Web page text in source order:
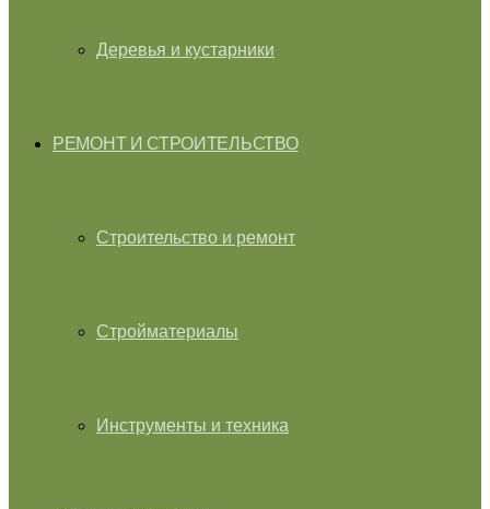
Деревья и кустарники
РЕМОНТ И СТРОИТЕЛЬСТВО
Строительство и ремонт
Стройматериалы
Инструменты и техника